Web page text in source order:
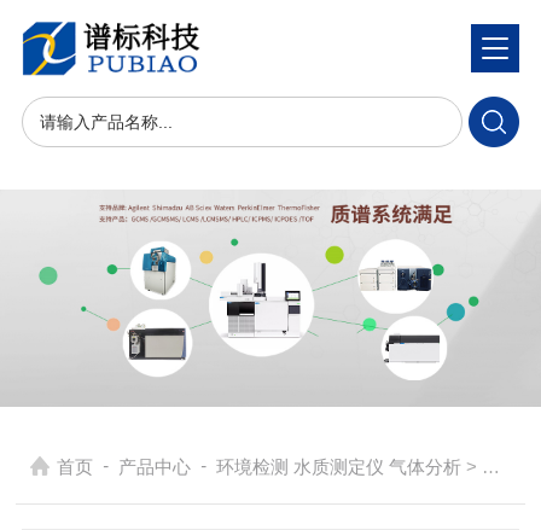
首页 - 产品中心 - 环境检测 水质测定仪 气体分析 > 智能COD回流消解仪8位